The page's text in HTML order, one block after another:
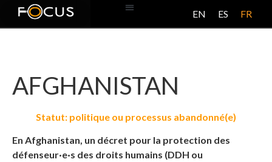
EN ES FR
AFGHANISTAN
Statut: politique ou processus abandonné(e)
En Afghanistan, un décret pour la protection des
défenseur·e·s des droits humains (DDH ou